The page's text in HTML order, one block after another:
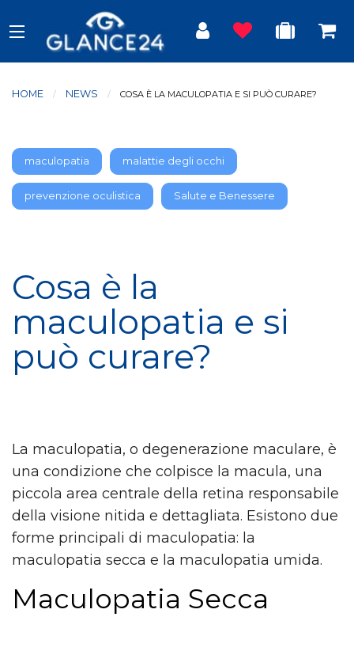
HOME NEWS CURRENT:
COSA È LA MACULOPATIA E SI PUÒ CURARE?
maculopatia malattie degli occhi
prevenzione oculistica Salute e Benessere
Cosa è la
maculopatia e si
può curare?
La maculopatia, o degenerazione maculare, è
una condizione che colpisce la macula, una
piccola area centrale della retina responsabile
della visione nitida e dettagliata. Esistono due
forme principali di maculopatia: la
maculopatia secca e la maculopatia umida.
Maculopatia Secca